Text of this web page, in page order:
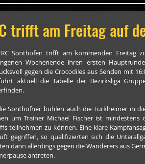
trifft am Freitag auf
Sonthofen trifft am kommenden Freitag
Wochenende ihren ersten
gegen die Crocodiles aus Senden mit
aktuell die Tabelle der Bezirksliga
Sonthofner buhlen auch die Türkheimer in
um Trainer Michael Fischer ist
teilnehmen zu können. Eine klare
gegriffen, so qualifizierten sich die
dann allerdings gegen die Wanderers aus
antreten.